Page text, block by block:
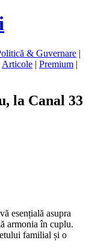
& Guvernare |
Articole | Premium |
la Canal 33
esențială asupra
armonia în cuplu.
familial și o